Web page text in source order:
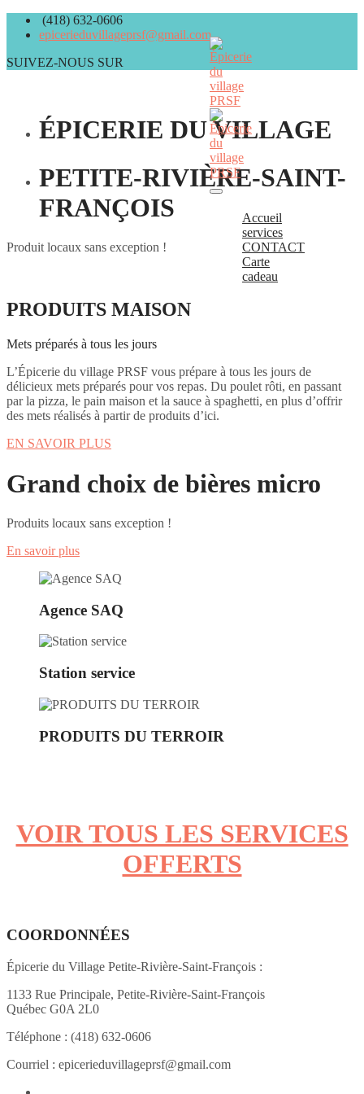
(418) 632-0606
epicerieduvillageprsf@gmail.com
SUIVEZ-NOUS SUR
Accueil
services
CONTACT
Carte
cadeau
ÉPICERIE DU VILLAGE
PETITE-RIVIÈRE-SAINT-
FRANÇOIS
Produit locaux sans exception !
PRODUITS MAISON
Mets préparés à tous les jours
L’Épicerie du village PRSF vous prépare à tous les jours de
délicieux mets préparés pour vos repas. Du poulet rôti, en passant
par la pizza, le pain maison et la sauce à spaghetti, en plus d’offrir
des mets réalisés à partir de produits d’ici.
EN SAVOIR PLUS
Grand choix de bières micro
Produits locaux sans exception !
En savoir plus
Agence SAQ
Station service
PRODUITS DU TERROIR
VOIR TOUS LES SERVICES
OFFERTS
COORDONNÉES
Épicerie du Village Petite-Rivière-Saint-François :
1133 Rue Principale, Petite-Rivière-Saint-François
Québec G0A 2L0
Téléphone : (418) 632-0606
Courriel : epicerieduvillageprsf@gmail.com